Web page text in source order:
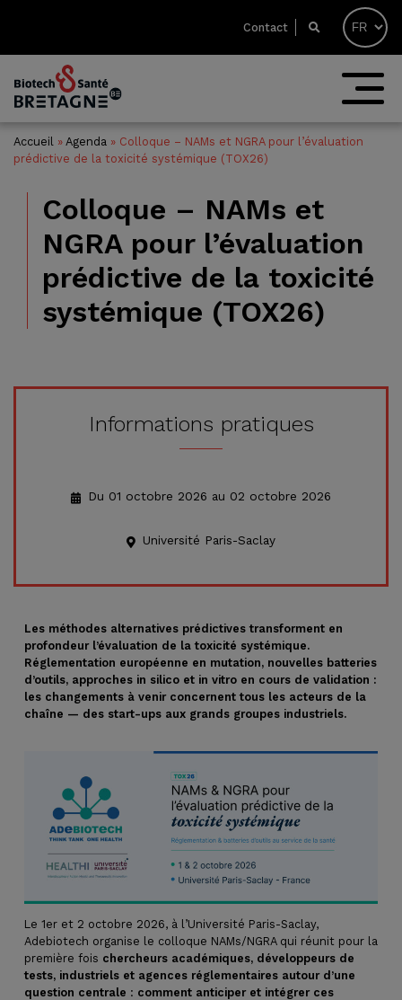
Contact
Accueil » Agenda » Colloque – NAMs et NGRA pour l’évaluation
prédictive de la toxicité systémique (TOX26)
Colloque – NAMs et
NGRA pour l’évaluation
prédictive de la toxicité
systémique (TOX26)
Les méthodes alternatives prédictives transforment en
profondeur l’évaluation de la toxicité systémique.
Réglementation européenne en mutation, nouvelles batteries
d’outils, approches in silico et in vitro en cours de validation :
les changements à venir concernent tous les acteurs de la
chaîne — des start-ups aux grands groupes industriels.
Le 1er et 2 octobre 2026, à l’Université Paris-Saclay,
Adebiotech organise le colloque NAMs/NGRA qui réunit pour la
première fois chercheurs académiques, développeurs de
tests, industriels et agences réglementaires autour d’une
question centrale : comment anticiper et intégrer ces
Informations pratiques
Du 01 octobre 2026 au 02 octobre 2026
Université Paris-Saclay